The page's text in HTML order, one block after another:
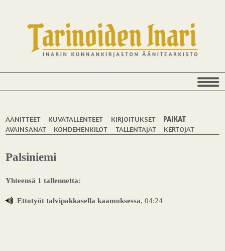
ÄÄNITTEET KUVATALLENTEET KIRJOITUKSET
PAIKAT
AVAINSANAT
KOHDEHENKILÖT TALLENTAJAT KERTOJAT
Palsiniemi
Yhteensä 1 tallennetta:
Ettotyöt talvipakkasella kaamoksessa, 04:24